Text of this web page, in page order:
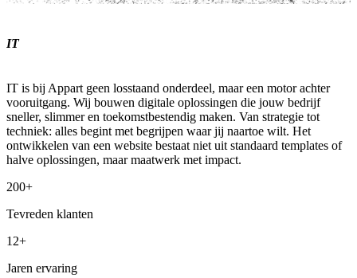
IT
IT is bij Appart geen losstaand onderdeel, maar een motor achter
vooruitgang. Wij bouwen digitale oplossingen die jouw bedrijf
sneller, slimmer en toekomstbestendig maken. Van strategie tot
techniek: alles begint met begrijpen waar jij naartoe wilt. Het
ontwikkelen van een website bestaat niet uit standaard templates of
halve oplossingen, maar maatwerk met impact.
200+
Tevreden klanten
12+
Jaren ervaring